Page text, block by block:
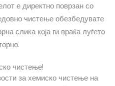
е директно поврзан со
чистење обезбедувате
слика која ги враќа луѓето
чистење!
за хемиско чистење на